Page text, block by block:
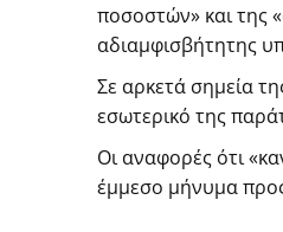
ποσοστών» και της
αδιαμφισβήτητης
Σε αρκετά σημεία
εσωτερικό της
Οι αναφορές ότι
έμμεσο μήνυμα